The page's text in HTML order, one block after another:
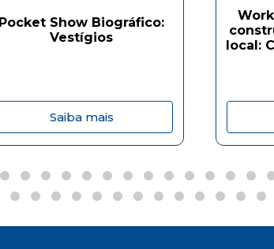
Pocket Show Biográfico:
Vestígios
Saiba mais
local: